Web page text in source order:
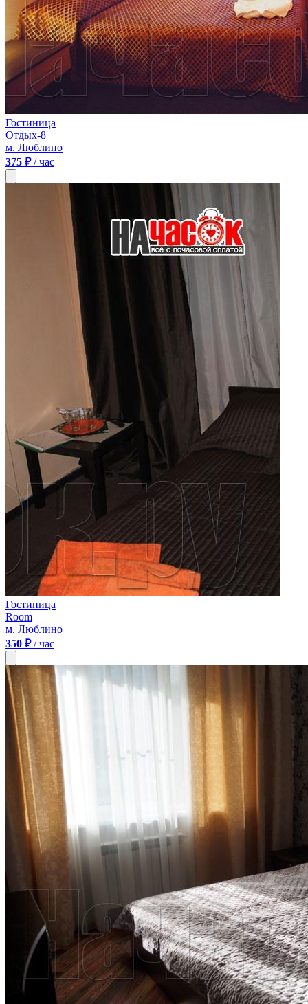
Гостиница
Отдых-8
м. Люблино
375 ₽/ час
Гостиница
Room
м. Люблино
350 ₽/ час